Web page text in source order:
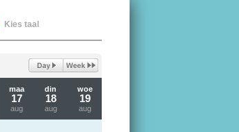
Kies taal
maa
17
aug
din
18
aug
woe
19
aug